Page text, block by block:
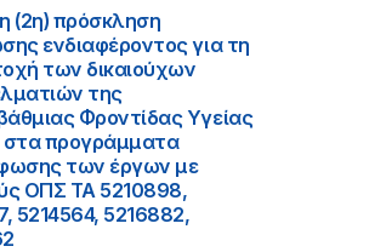
(2η) πρόσκληση
ενδιαφέροντος για τη
των δικαιούχων
της
Φροντίδας Υγείας
στα προγράμματα
των έργων με
ΟΠΣ ΤΑ 5210898,
5214564, 5216882,